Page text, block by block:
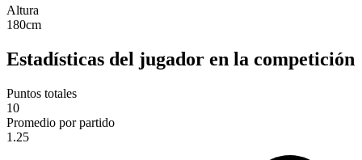
Altura
180cm
Estadísticas del jugador en la competición
Puntos totales
10
Promedio por partido
1.25